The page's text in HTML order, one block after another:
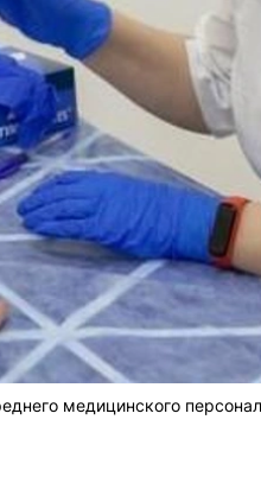
медицинского